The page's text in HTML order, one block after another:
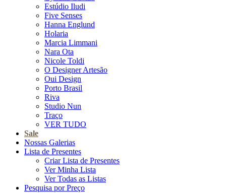
Estúdio Iludi
Five Senses
Hanna Englund
Holaria
Marcia Limmani
Nara Ota
Nicole Toldi
O Designer Artesão
Oui Design
Porto Brasil
Riva
Studio Nun
Traço
VER TUDO
Sale
Nossas Galerias
Lista de Presentes
Criar Lista de Presentes
Ver Minha Lista
Ver Todas as Listas
Pesquisa por Preço